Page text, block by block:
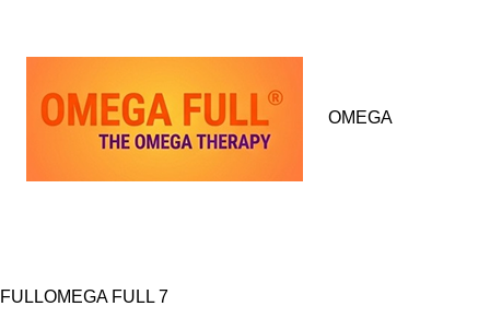
OMEGA
FULLOMEGA FULL 7